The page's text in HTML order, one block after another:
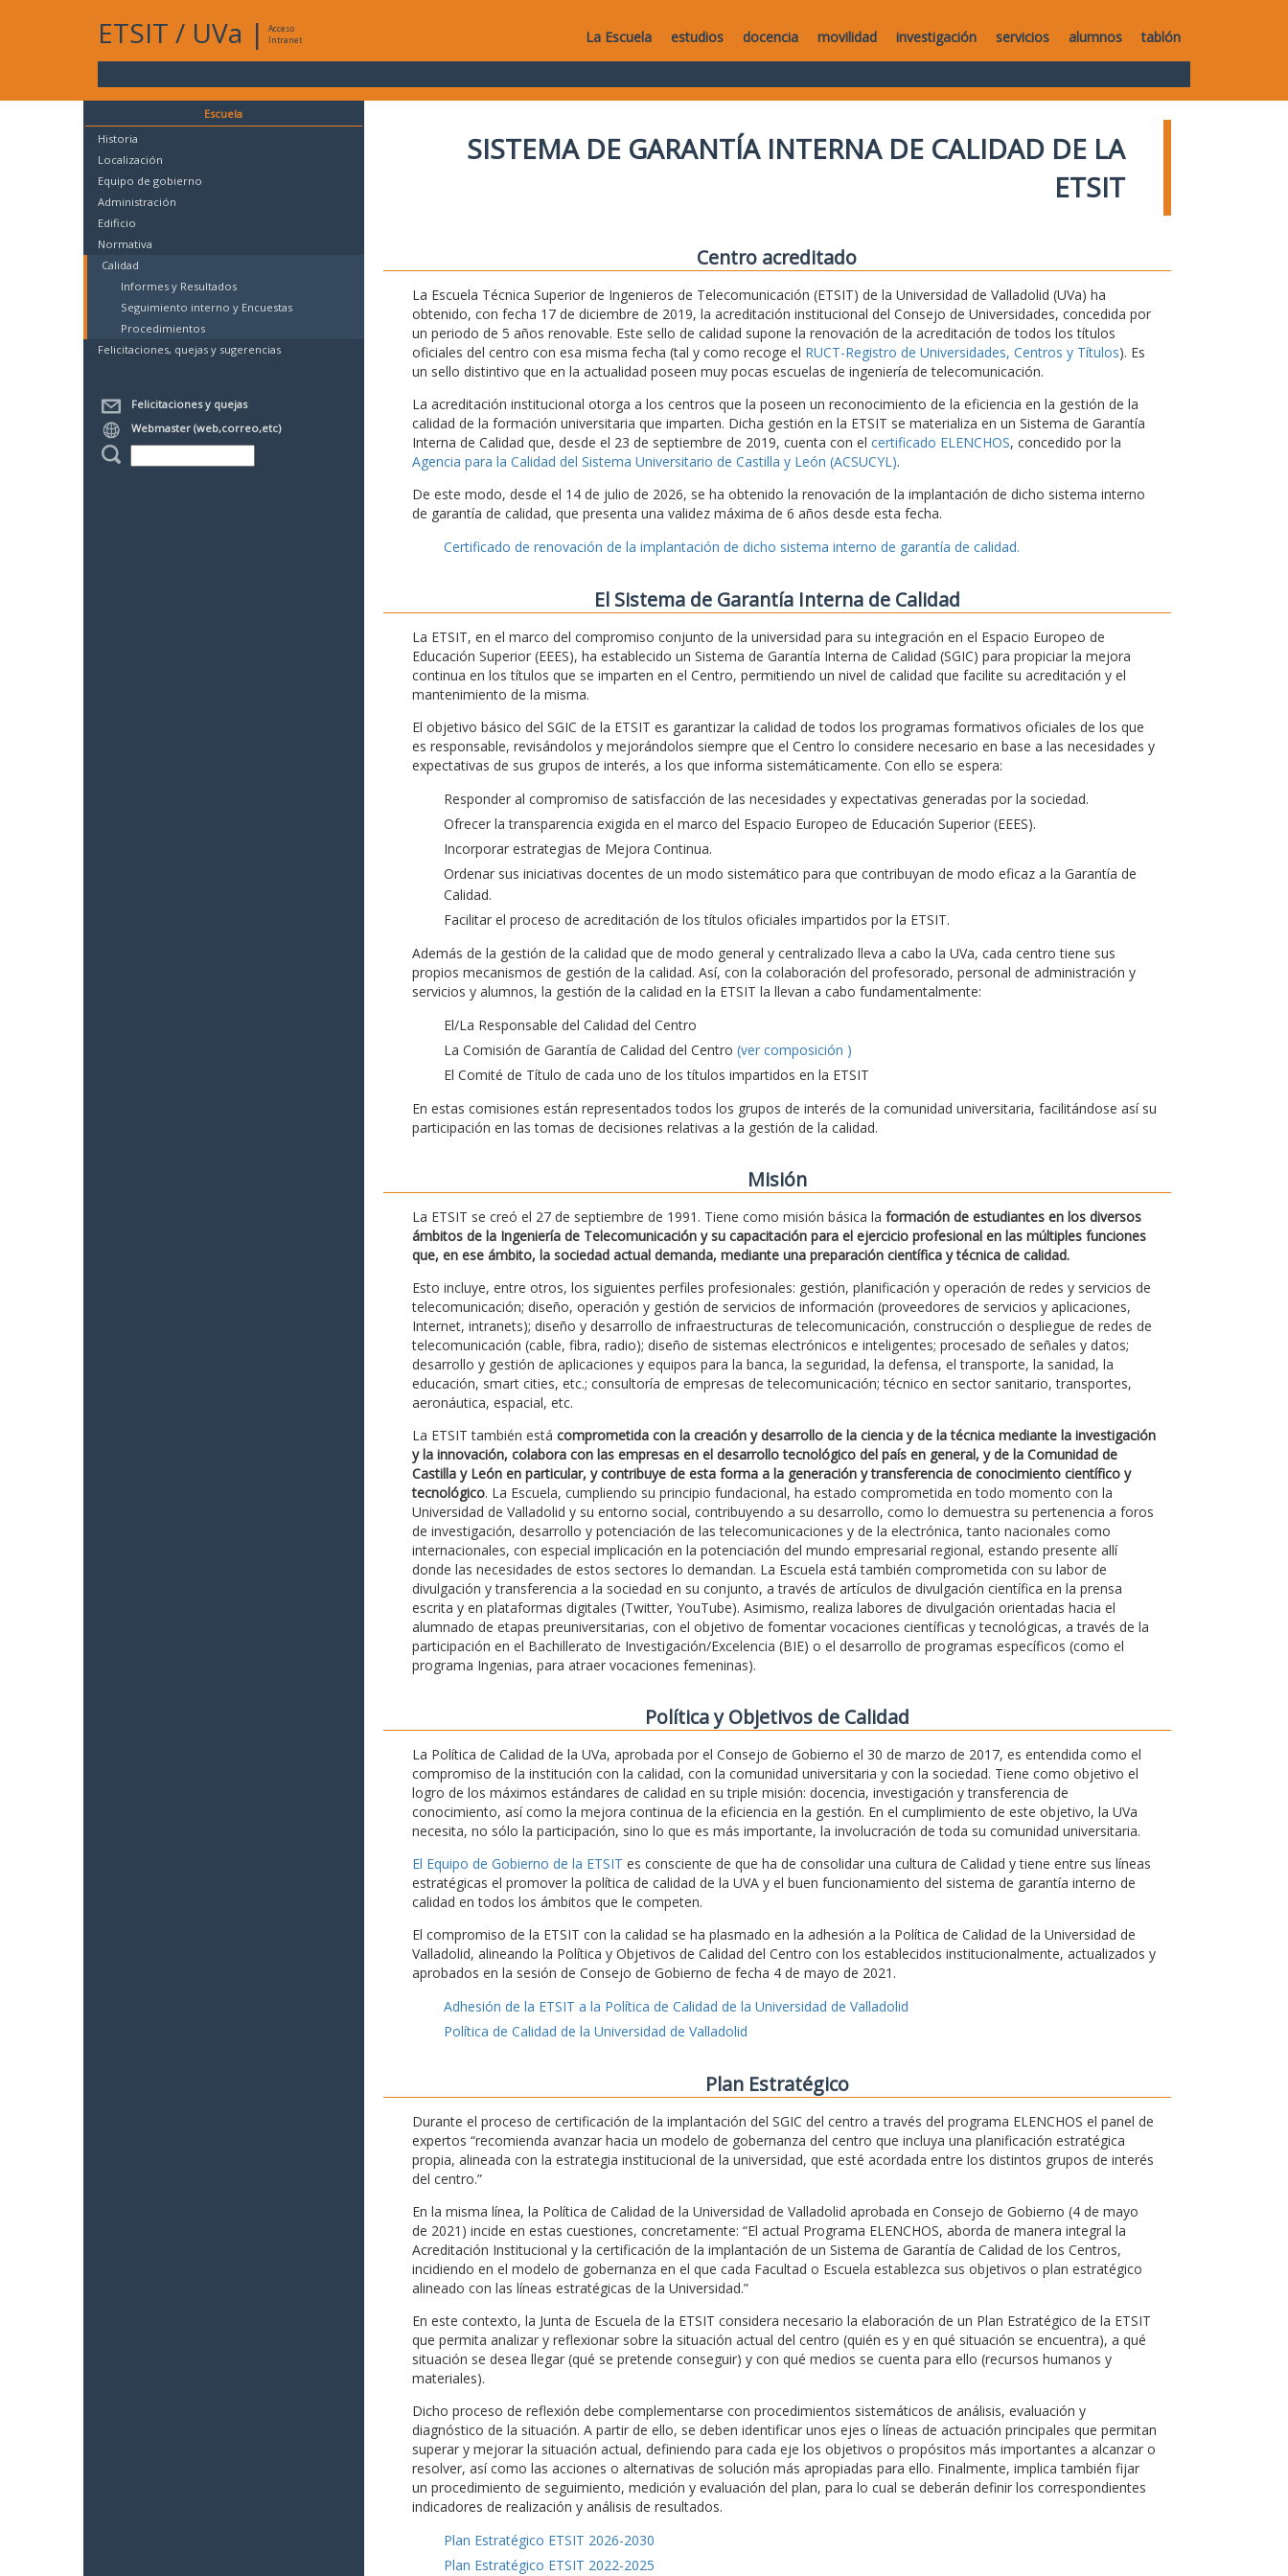
ETSIT / UVa |
Acceso
Intranet
La Escuela estudios docencia movilidad investigación servicios alumnos tablón
Escuela
Historia
Localización
Equipo de gobierno
Administración
Edificio
Normativa
Calidad
Informes y Resultados
Seguimiento interno y Encuestas
Procedimientos
Felicitaciones, quejas y sugerencias
Felicitaciones y quejas
Webmaster (web,correo,etc)
SISTEMA DE GARANTÍA INTERNA DE CALIDAD DE LA
ETSIT
Centro acreditado
La Escuela Técnica Superior de Ingenieros de Telecomunicación (ETSIT) de la Universidad de Valladolid (UVa) ha
obtenido, con fecha 17 de diciembre de 2019, la acreditación institucional del Consejo de Universidades, concedida por
un periodo de 5 años renovable. Este sello de calidad supone la renovación de la acreditación de todos los títulos
oficiales del centro con esa misma fecha (tal y como recoge el RUCT-Registro de Universidades, Centros y Títulos). Es
un sello distintivo que en la actualidad poseen muy pocas escuelas de ingeniería de telecomunicación.
La acreditación institucional otorga a los centros que la poseen un reconocimiento de la eficiencia en la gestión de la
calidad de la formación universitaria que imparten. Dicha gestión en la ETSIT se materializa en un Sistema de Garantía
Interna de Calidad que, desde el 23 de septiembre de 2019, cuenta con el certificado ELENCHOS, concedido por la
Agencia para la Calidad del Sistema Universitario de Castilla y León (ACSUCYL).
De este modo, desde el 14 de julio de 2026, se ha obtenido la renovación de la implantación de dicho sistema interno
de garantía de calidad, que presenta una validez máxima de 6 años desde esta fecha.
Certificado de renovación de la implantación de dicho sistema interno de garantía de calidad.
El Sistema de Garantía Interna de Calidad
La ETSIT, en el marco del compromiso conjunto de la universidad para su integración en el Espacio Europeo de
Educación Superior (EEES), ha establecido un Sistema de Garantía Interna de Calidad (SGIC) para propiciar la mejora
continua en los títulos que se imparten en el Centro, permitiendo un nivel de calidad que facilite su acreditación y el
mantenimiento de la misma.
El objetivo básico del SGIC de la ETSIT es garantizar la calidad de todos los programas formativos oficiales de los que
es responsable, revisándolos y mejorándolos siempre que el Centro lo considere necesario en base a las necesidades y
expectativas de sus grupos de interés, a los que informa sistemáticamente. Con ello se espera:
Responder al compromiso de satisfacción de las necesidades y expectativas generadas por la sociedad.
Ofrecer la transparencia exigida en el marco del Espacio Europeo de Educación Superior (EEES).
Incorporar estrategias de Mejora Continua.
Ordenar sus iniciativas docentes de un modo sistemático para que contribuyan de modo eficaz a la Garantía de
Calidad.
Facilitar el proceso de acreditación de los títulos oficiales impartidos por la ETSIT.
Además de la gestión de la calidad que de modo general y centralizado lleva a cabo la UVa, cada centro tiene sus
propios mecanismos de gestión de la calidad. Así, con la colaboración del profesorado, personal de administración y
servicios y alumnos, la gestión de la calidad en la ETSIT la llevan a cabo fundamentalmente:
El/La Responsable del Calidad del Centro
La Comisión de Garantía de Calidad del Centro (ver composición )
El Comité de Título de cada uno de los títulos impartidos en la ETSIT
En estas comisiones están representados todos los grupos de interés de la comunidad universitaria, facilitándose así su
participación en las tomas de decisiones relativas a la gestión de la calidad.
Misión
La ETSIT se creó el 27 de septiembre de 1991. Tiene como misión básica la formación de estudiantes en los diversos
ámbitos de la Ingeniería de Telecomunicación y su capacitación para el ejercicio profesional en las múltiples funciones
que, en ese ámbito, la sociedad actual demanda, mediante una preparación científica y técnica de calidad.
Esto incluye, entre otros, los siguientes perfiles profesionales: gestión, planificación y operación de redes y servicios de
telecomunicación; diseño, operación y gestión de servicios de información (proveedores de servicios y aplicaciones,
Internet, intranets); diseño y desarrollo de infraestructuras de telecomunicación, construcción o despliegue de redes de
telecomunicación (cable, fibra, radio); diseño de sistemas electrónicos e inteligentes; procesado de señales y datos;
desarrollo y gestión de aplicaciones y equipos para la banca, la seguridad, la defensa, el transporte, la sanidad, la
educación, smart cities, etc.; consultoría de empresas de telecomunicación; técnico en sector sanitario, transportes,
aeronáutica, espacial, etc.
La ETSIT también está comprometida con la creación y desarrollo de la ciencia y de la técnica mediante la investigación
y la innovación, colabora con las empresas en el desarrollo tecnológico del país en general, y de la Comunidad de
Castilla y León en particular, y contribuye de esta forma a la generación y transferencia de conocimiento científico y
tecnológico. La Escuela, cumpliendo su principio fundacional, ha estado comprometida en todo momento con la
Universidad de Valladolid y su entorno social, contribuyendo a su desarrollo, como lo demuestra su pertenencia a foros
de investigación, desarrollo y potenciación de las telecomunicaciones y de la electrónica, tanto nacionales como
internacionales, con especial implicación en la potenciación del mundo empresarial regional, estando presente allí
donde las necesidades de estos sectores lo demandan. La Escuela está también comprometida con su labor de
divulgación y transferencia a la sociedad en su conjunto, a través de artículos de divulgación científica en la prensa
escrita y en plataformas digitales (Twitter, YouTube). Asimismo, realiza labores de divulgación orientadas hacia el
alumnado de etapas preuniversitarias, con el objetivo de fomentar vocaciones científicas y tecnológicas, a través de la
participación en el Bachillerato de Investigación/Excelencia (BIE) o el desarrollo de programas específicos (como el
programa Ingenias, para atraer vocaciones femeninas).
Polí­tica y Objetivos de Calidad
La Política de Calidad de la UVa, aprobada por el Consejo de Gobierno el 30 de marzo de 2017, es entendida como el
compromiso de la institución con la calidad, con la comunidad universitaria y con la sociedad. Tiene como objetivo el
logro de los máximos estándares de calidad en su triple misión: docencia, investigación y transferencia de
conocimiento, así como la mejora continua de la eficiencia en la gestión. En el cumplimiento de este objetivo, la UVa
necesita, no sólo la participación, sino lo que es más importante, la involucración de toda su comunidad universitaria.
El Equipo de Gobierno de la ETSIT es consciente de que ha de consolidar una cultura de Calidad y tiene entre sus líneas
estratégicas el promover la política de calidad de la UVA y el buen funcionamiento del sistema de garantía interno de
calidad en todos los ámbitos que le competen.
El compromiso de la ETSIT con la calidad se ha plasmado en la adhesión a la Política de Calidad de la Universidad de
Valladolid, alineando la Política y Objetivos de Calidad del Centro con los establecidos institucionalmente, actualizados y
aprobados en la sesión de Consejo de Gobierno de fecha 4 de mayo de 2021.
Adhesión de la ETSIT a la Política de Calidad de la Universidad de Valladolid
Política de Calidad de la Universidad de Valladolid
Plan Estratégico
Durante el proceso de certificación de la implantación del SGIC del centro a través del programa ELENCHOS el panel de
expertos “recomienda avanzar hacia un modelo de gobernanza del centro que incluya una planificación estratégica
propia, alineada con la estrategia institucional de la universidad, que esté acordada entre los distintos grupos de interés
del centro.”
En la misma línea, la Política de Calidad de la Universidad de Valladolid aprobada en Consejo de Gobierno (4 de mayo
de 2021) incide en estas cuestiones, concretamente: “El actual Programa ELENCHOS, aborda de manera integral la
Acreditación Institucional y la certificación de la implantación de un Sistema de Garantía de Calidad de los Centros,
incidiendo en el modelo de gobernanza en el que cada Facultad o Escuela establezca sus objetivos o plan estratégico
alineado con las líneas estratégicas de la Universidad.”
En este contexto, la Junta de Escuela de la ETSIT considera necesario la elaboración de un Plan Estratégico de la ETSIT
que permita analizar y reflexionar sobre la situación actual del centro (quién es y en qué situación se encuentra), a qué
situación se desea llegar (qué se pretende conseguir) y con qué medios se cuenta para ello (recursos humanos y
materiales).
Dicho proceso de reflexión debe complementarse con procedimientos sistemáticos de análisis, evaluación y
diagnóstico de la situación. A partir de ello, se deben identificar unos ejes o líneas de actuación principales que permitan
superar y mejorar la situación actual, definiendo para cada eje los objetivos o propósitos más importantes a alcanzar o
resolver, así como las acciones o alternativas de solución más apropiadas para ello. Finalmente, implica también fijar
un procedimiento de seguimiento, medición y evaluación del plan, para lo cual se deberán definir los correspondientes
indicadores de realización y análisis de resultados.
Plan Estratégico ETSIT 2026-2030
Plan Estratégico ETSIT 2022-2025